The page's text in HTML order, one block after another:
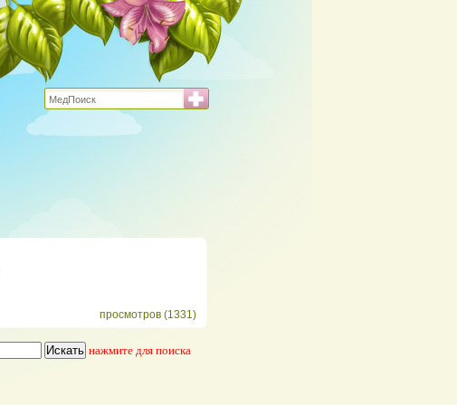
просмотров (1331)
нажмите для поиска